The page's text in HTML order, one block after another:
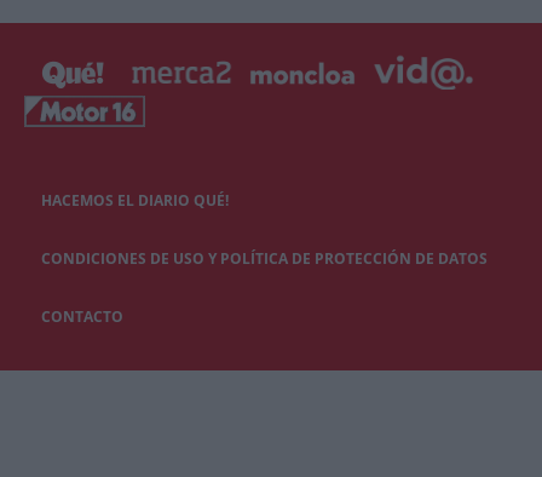
HACEMOS EL DIARIO QUÉ!
CONDICIONES DE USO Y POLÍTICA DE PROTECCIÓN DE DATOS
CONTACTO